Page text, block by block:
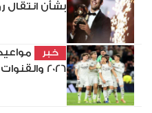
بشأن انتقال
خبر
2026 والقنوات الناقلة